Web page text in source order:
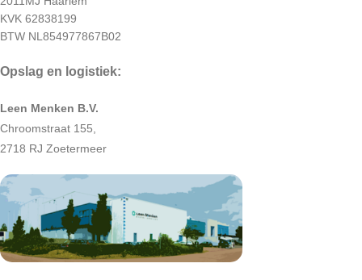
KVK 62838199
BTW NL854977867B02
Opslag en logistiek:
Leen Menken B.V.
Chroomstraat 155,
2718 RJ Zoetermeer